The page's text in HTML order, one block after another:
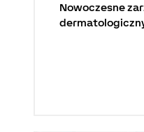
Nowoczesne